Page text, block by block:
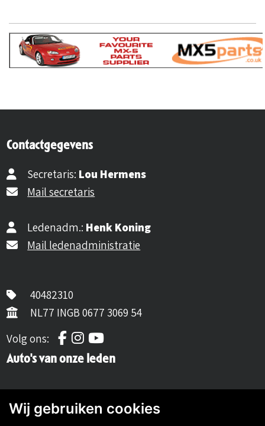
Contactgegevens
Secretaris: Lou Hermens
Mail secretaris
Ledenadm.: Henk Koning
Mail ledenadministratie
40482310
NL77 INGB 0677 3069 54
Volg ons:
Volg ons op Facebook
Volg ons op Instagram
Volg ons op YouTube
Auto's van onze leden
Wij gebruiken cookies